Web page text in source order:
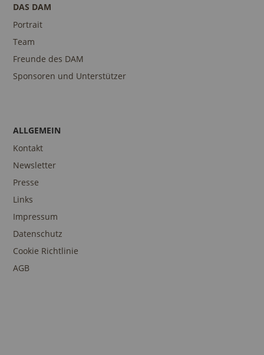
DAS DAM
Portrait
Team
Freunde des DAM
Sponsoren und Unterstützer
ALLGEMEIN
Kontakt
Newsletter
Presse
Links
Impressum
Datenschutz
Cookie Richtlinie
AGB